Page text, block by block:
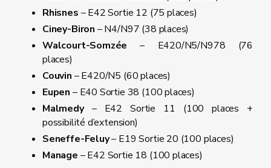
Rhisnes – E42 Sortie 12 (75 places)
Ciney-Biron – N4/N97 (38 places)
Walcourt-Somzée – E420/N5/N978 (76
places)
Couvin – E420/N5 (60 places)
Eupen – E40 Sortie 38 (100 places)
Malmedy – E42 Sortie 11 (100 places +
possibilité d’extension)
Seneffe-Feluy– E19 Sortie 20 (100 places)
Manage – E42 Sortie 18 (100 places)